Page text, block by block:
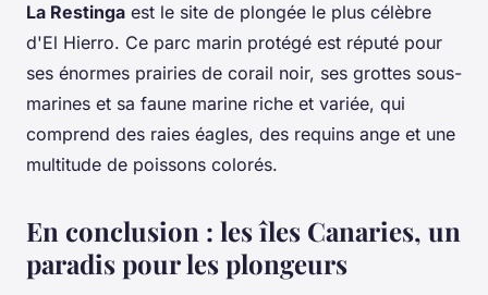
La Restinga est le site de plongée le plus célèbre
d'El Hierro. Ce parc marin protégé est réputé pour
ses énormes prairies de corail noir, ses grottes sous-
marines et sa faune marine riche et variée, qui
comprend des raies éagles, des requins ange et une
multitude de poissons colorés.
En conclusion : les îles Canaries, un
paradis pour les plongeurs